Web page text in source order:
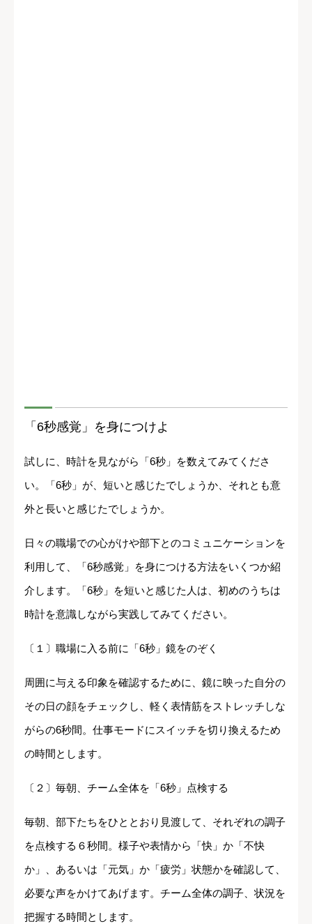
「6秒感覚」を身につけよ
試しに、時計を見ながら「6秒」を数えてみてくださ
い。「6秒」が、短いと感じたでしょうか、それとも意
外と長いと感じたでしょうか。
日々の職場での心がけや部下とのコミュニケーションを
利用して、「6秒感覚」を身につける方法をいくつか紹
介します。「6秒」を短いと感じた人は、初めのうちは
時計を意識しながら実践してみてください。
〔１〕職場に入る前に「6秒」鏡をのぞく
周囲に与える印象を確認するために、鏡に映った自分の
その日の顔をチェックし、軽く表情筋をストレッチしな
がらの6秒間。仕事モードにスイッチを切り換えるため
の時間とします。
〔２〕毎朝、チーム全体を「6秒」点検する
毎朝、部下たちをひととおり見渡して、それぞれの調子
を点検する６秒間。様子や表情から「快」か「不快
か」、あるいは「元気」か「疲労」状態かを確認して、
必要な声をかけてあげます。チーム全体の調子、状況を
把握する時間とします。